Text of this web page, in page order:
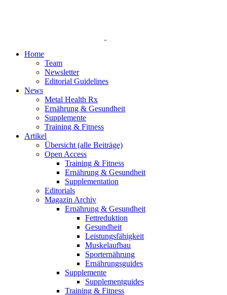
Home
Team
Newsletter
Editorial Guidelines
News
Metal Health Rx
Ernährung & Gesundheit
Supplemente
Training & Fitness
Artikel
Übersicht (alle Beiträge)
Open Access
Training & Fitness
Ernährung & Gesundheit
Supplementation
Editorials
Magazin Archiv
Ernährung & Gesundheit
Fettreduktion
Gesundheit
Leistungsfähigkeit
Muskelaufbau
Sporternährung
Ernährungsguides
Supplemente
Supplementguides
Training & Fitness